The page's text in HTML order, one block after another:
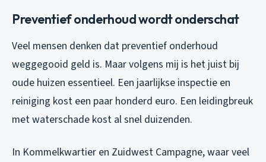
Preventief onderhoud wordt onderschat
Veel mensen denken dat preventief onderhoud
weggegooid geld is. Maar volgens mij is het juist bij
oude huizen essentieel. Een jaarlijkse inspectie en
reiniging kost een paar honderd euro. Een leidingbreuk
met waterschade kost al snel duizenden.
In Kommelkwartier en Zuidwest Campagne, waar veel